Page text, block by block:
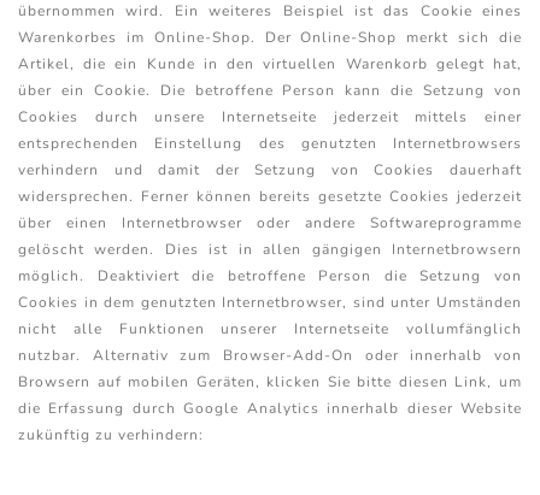
übernommen wird. Ein weiteres Beispiel ist das Cookie eines
Warenkorbes im Online-Shop. Der Online-Shop merkt sich die
Artikel, die ein Kunde in den virtuellen Warenkorb gelegt hat,
über ein Cookie. Die betroffene Person kann die Setzung von
Cookies durch unsere Internetseite jederzeit mittels einer
entsprechenden Einstellung des genutzten Internetbrowsers
verhindern und damit der Setzung von Cookies dauerhaft
widersprechen. Ferner können bereits gesetzte Cookies jederzeit
über einen Internetbrowser oder andere Softwareprogramme
gelöscht werden. Dies ist in allen gängigen Internetbrowsern
möglich. Deaktiviert die betroffene Person die Setzung von
Cookies in dem genutzten Internetbrowser, sind unter Umständen
nicht alle Funktionen unserer Internetseite vollumfänglich
nutzbar. Alternativ zum Browser-Add-On oder innerhalb von
Browsern auf mobilen Geräten, klicken Sie bitte diesen Link, um
die Erfassung durch Google Analytics innerhalb dieser Website
zukünftig zu verhindern: